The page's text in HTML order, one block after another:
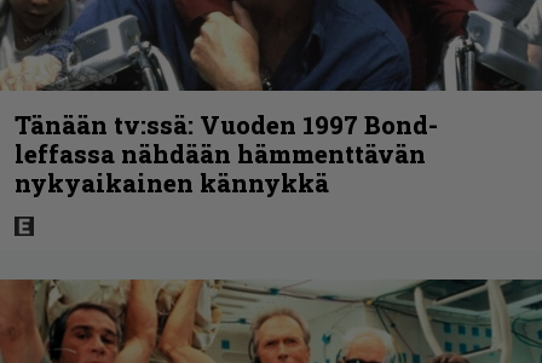
Tänään tv:ssä: Vuoden 1997 Bond-
leffassa nähdään hämmenttävän
nykyaikainen kännykkä